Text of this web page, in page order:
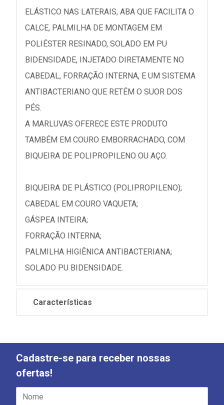
ELÁSTICO NAS LATERAIS, ABA QUE FACILITA O
CALCE, PALMILHA DE MONTAGEM EM
POLIÉSTER RESINADO, SOLADO EM PU
BIDENSIDADE, INJETADO DIRETAMENTE NO
CABEDAL, FORRAÇÃO INTERNA, E UM SISTEMA
ANTIBACTERIANO QUE RETÉM O SUOR DOS
PÉS.
A MARLUVAS OFERECE ESTE PRODUTO
TAMBÉM EM COURO EMBORRACHADO, COM
BIQUEIRA DE POLIPROPILENO OU AÇO.
BIQUEIRA DE PLÁSTICO (POLIPROPILENO);
CABEDAL EM COURO VAQUETA;
GÁSPEA INTEIRA;
FORRAÇÃO INTERNA;
PALMILHA HIGIÊNICA ANTIBACTERIANA;
SOLADO PU BIDENSIDADE.
Características
Cadastre-se para receber nossas
ofertas!